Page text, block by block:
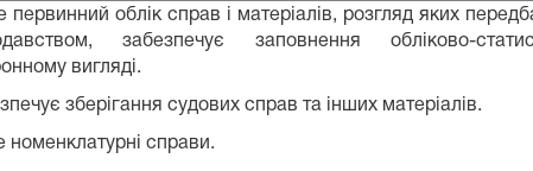
первинний облік справ і матеріалів, розгляд яких
забезпечує заповнення обліково-
вигляді.
зберігання судових справ та інших матеріалів.
номенклатурні справи.